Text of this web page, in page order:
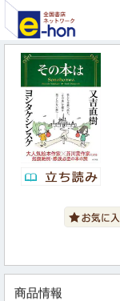
商品情報